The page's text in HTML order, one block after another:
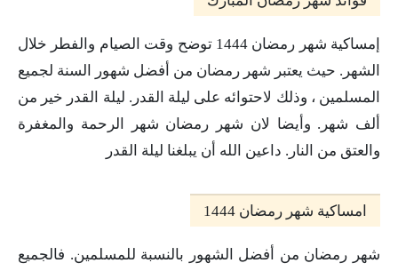
إمساكية شهر رمضان 1444 توضح وقت الصيام والفطر خلال
الشهر. حيث يعتبر شهر رمضان من أفضل شهور السنة لجميع
المسلمين ، وذلك لاحتوائه على ليلة القدر. ليلة القدر خير من
ألف شهر. وأيضا لان شهر رمضان شهر الرحمة والمغفرة
والعتق من النار. داعين الله أن يبلغنا ليلة القدر
امساكية شهر رمضان 1444
شهر رمضان من أفضل الشهور بالنسبة للمسلمين. فالجميع